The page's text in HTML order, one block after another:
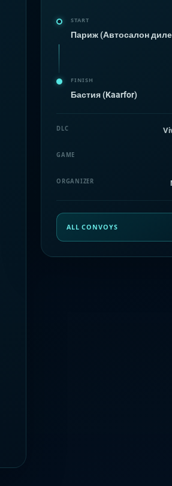
START
Париж (Автосалон
FINISH
Бастия (Kaarfor)
DLC
GAME
ORGANIZER
ALL CONVOYS